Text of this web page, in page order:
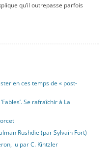
qu’il outrepasse parfois
en ces temps de « post-
Se rafraîchir à La
Rushdie (par Sylvain Fort)
lu par C. Kintzler